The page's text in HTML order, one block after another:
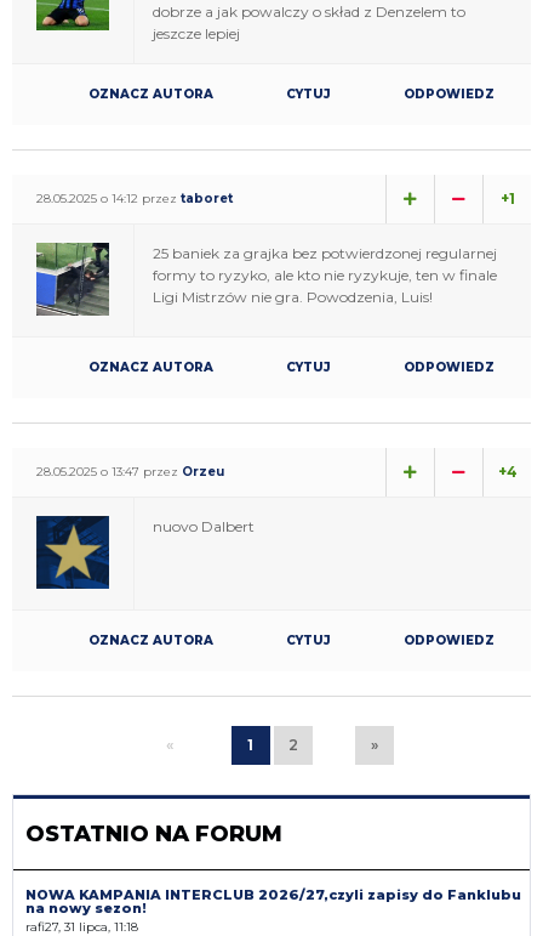
dobrze a jak powalczy o skład z Denzelem to
jeszcze lepiej
OZNACZ AUTORA CYTUJ ODPOWIEDZ
28.05.2025 o 14:12 przez taboret +1
25 baniek za grajka bez potwierdzonej regularnej
formy to ryzyko, ale kto nie ryzykuje, ten w finale
Ligi Mistrzów nie gra. Powodzenia, Luis!
OZNACZ AUTORA CYTUJ ODPOWIEDZ
28.05.2025 o 13:47 przez Orzeu +4
nuovo Dalbert
OZNACZ AUTORA CYTUJ ODPOWIEDZ
« 1 2 »
OSTATNIO NA FORUM
NOWA KAMPANIA INTERCLUB 2026/27,czyli zapisy do Fanklubu
na nowy sezon!
rafi27, 31 lipca, 11:18